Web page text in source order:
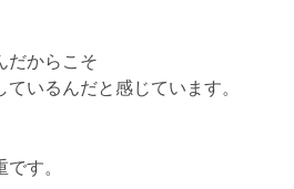
だからこそ
いるんだと感じています。
す。